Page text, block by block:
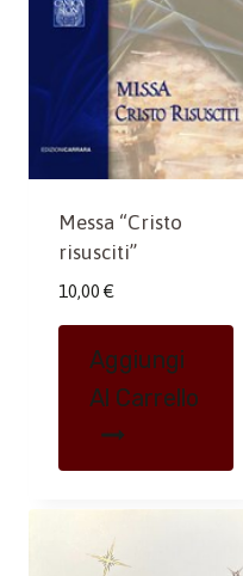
Messa “Cristo
risusciti”
10,00 €
Aggiungi
Al Carrello